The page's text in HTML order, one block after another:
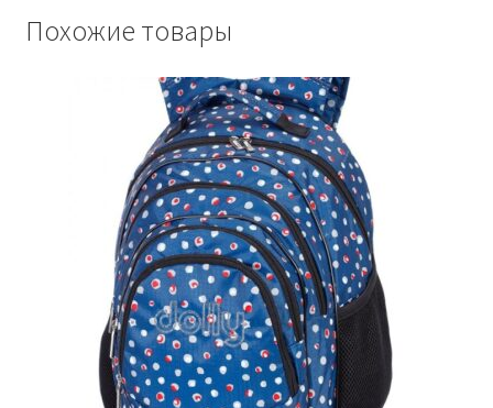
Похожие товары